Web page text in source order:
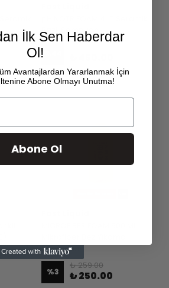
Bazlı Şampuan
Şampuanı
%3
₺ 259.00
₺ 250.00
İlk Sen Haberdar
Ol!
Avantajlardan Yararlanmak İçin
Abone Olmayı Unutma!
Abone Ol